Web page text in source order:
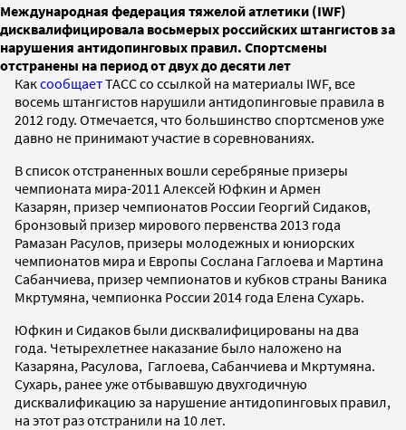
Международная федерация тяжелой атлетики (IWF)
дисквалифицировала восьмерых российских штангистов за
нарушения антидопинговых правил. Спортсмены
отстранены на период от двух до десяти лет
КаксообщаетТАСС со ссылкой на материалы IWF, все
восемь штангистов нарушили антидопинговые правила в
2012 году. Отмечается, что большинство спортсменов уже
давно не принимают участие в соревнованиях.
В список отстраненных вошли серебряные призеры
чемпионата мира-2011 Алексей Юфкин и Армен
Казарян, призер чемпионатов России Георгий Сидаков,
бронзовый призер мирового первенства 2013 года
Рамазан Расулов, призеры молодежных и юниорских
чемпионатов мира и Европы Сослана Гаглоева и Мартина
Сабанчиева, призер чемпионатов и кубков страны Ваника
Мкртумяна, чемпионка России 2014 года Елена Сухарь.
Юфкин и Сидаков были дисквалифицированы на два
года. Четырехлетнее наказание было наложено на
Казаряна, Расулова, Гаглоева, Сабанчиева и Мкртумяна.
Сухарь, ранее уже отбывавшую двухгодичную
дисквалификацию за нарушение антидопинговых правил,
на этот раз отстранили на 10 лет.